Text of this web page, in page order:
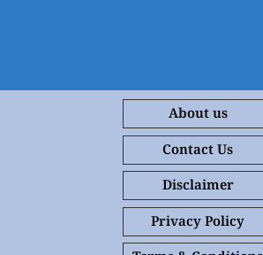
About us
Contact Us
Disclaimer
Privacy Policy